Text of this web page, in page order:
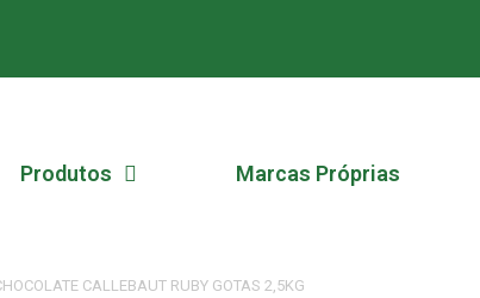
Produtos Marcas Próprias
CALLEBAUT RUBY GOTAS 2,5KG